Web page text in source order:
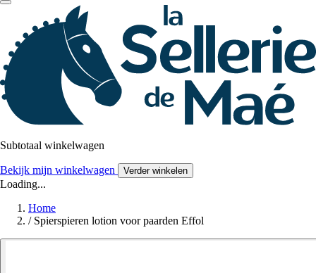
Subtotaal winkelwagen
Bekijk mijn winkelwagen Verder winkelen
Loading...
Home
/ Spierspieren lotion voor paarden Effol